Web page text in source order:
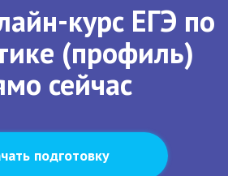
курс ЕГЭ по
(профиль)
сейчас
подготовку